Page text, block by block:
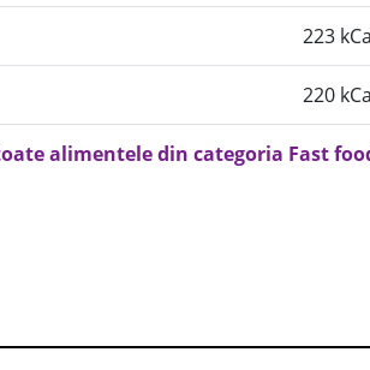
223
220
alimentele din categoria Fast